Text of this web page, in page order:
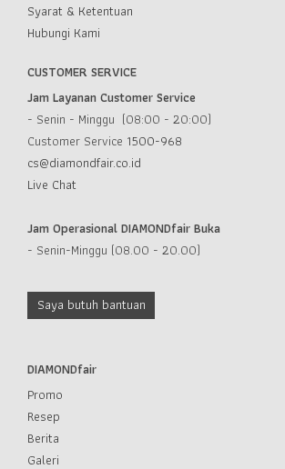
Syarat & Ketentuan
Hubungi Kami
CUSTOMER SERVICE
Jam Layanan Customer Service
- Senin - Minggu (08:00 - 20:00)
Customer Service 1500-968
cs@diamondfair.co.id
Live Chat
Jam Operasional DIAMONDfair Buka
- Senin-Minggu (08.00 - 20.00)
Saya butuh bantuan
DIAMONDfair
Promo
Resep
Berita
Galeri